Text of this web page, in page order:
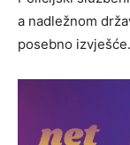
a nadležnom
posebno izvješće.